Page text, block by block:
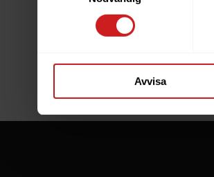
Avvisa
the website for
If you are the